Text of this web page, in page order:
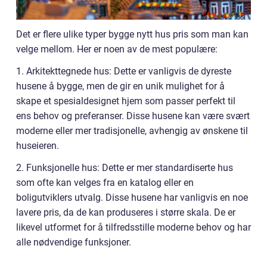
Det er flere ulike typer bygge nytt hus pris som man kan
velge mellom. Her er noen av de mest populære:
1. Arkitekttegnede hus: Dette er vanligvis de dyreste
husene å bygge, men de gir en unik mulighet for å
skape et spesialdesignet hjem som passer perfekt til
ens behov og preferanser. Disse husene kan være svært
moderne eller mer tradisjonelle, avhengig av ønskene til
huseieren.
2. Funksjonelle hus: Dette er mer standardiserte hus
som ofte kan velges fra en katalog eller en
boligutviklers utvalg. Disse husene har vanligvis en noe
lavere pris, da de kan produseres i større skala. De er
likevel utformet for å tilfredsstille moderne behov og har
alle nødvendige funksjoner.